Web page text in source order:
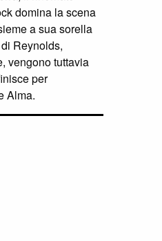
domina la scena
a sua sorella
Reynolds,
vengono tuttavia
per
Alma.